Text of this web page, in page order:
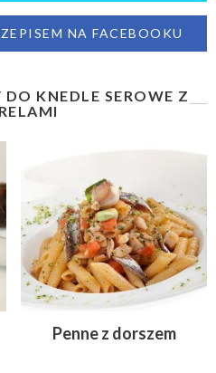
NA FACEBOOKU
KNEDLE SEROWE Z
Penne z dorszem